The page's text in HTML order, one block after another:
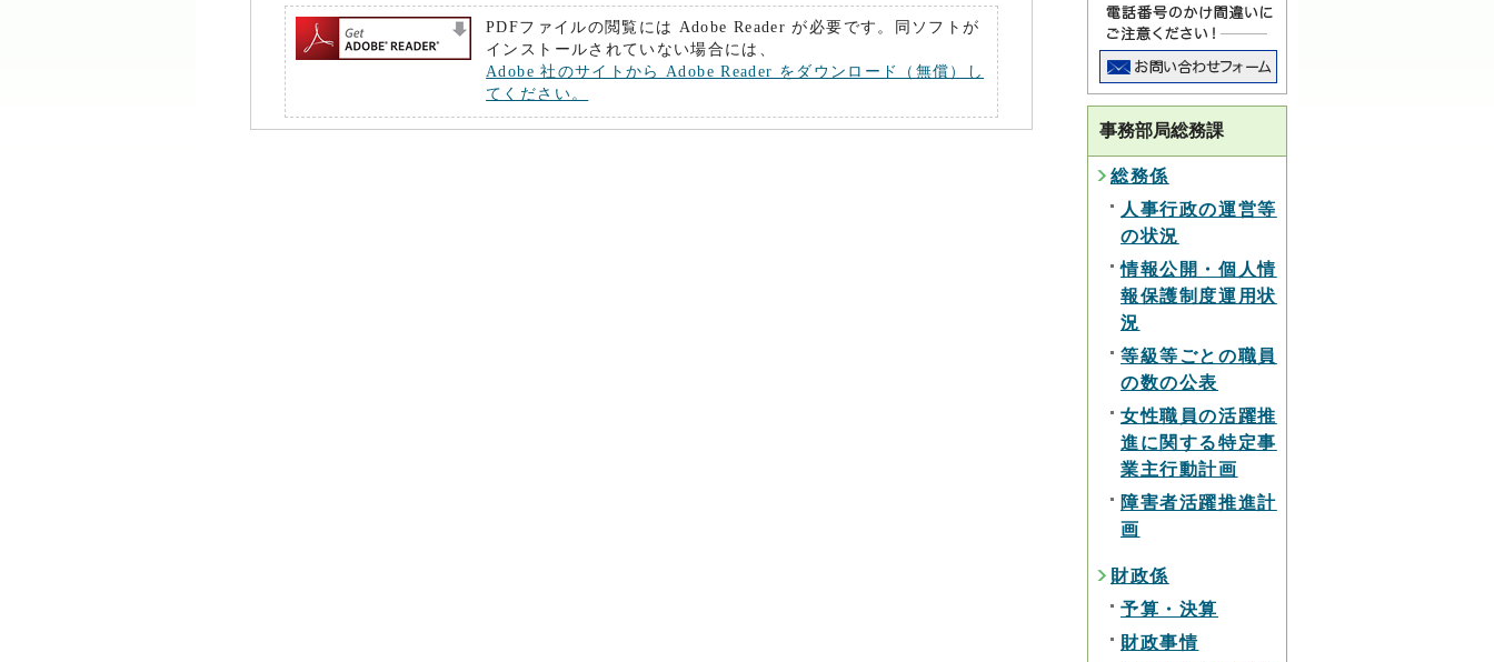
PDFファイルの閲覧には Adobe Reader が必要です。同ソフトが
インストールされていない場合には、
Adobe 社のサイトから Adobe Reader をダウンロード（無償）し
てください。
事務部局総務課
総務係
人事行政の運営等
の状況
情報公開・個人情
報保護制度運用状
況
等級等ごとの職員
の数の公表
女性職員の活躍推
進に関する特定事
業主行動計画
障害者活躍推進計
画
財政係
予算・決算
財政事情